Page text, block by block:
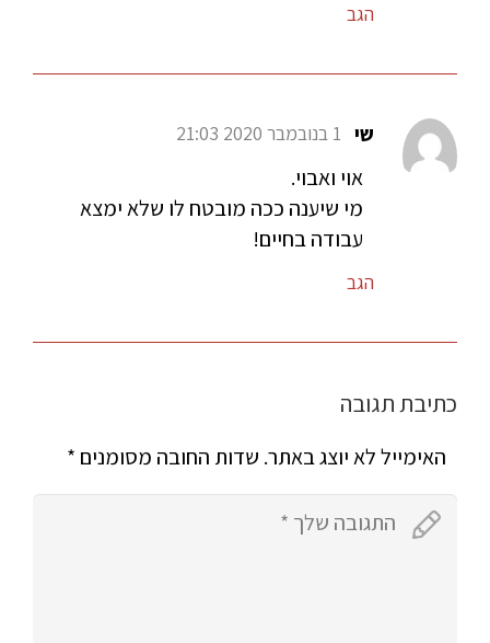
הגב
שי 1 בנובמבר 2020 21:03
אוי ואבוי.
מי שיענה ככה מובטח לו שלא ימצא
עבודה בחיים!
הגב
כתיבת תגובה
האימייל לא יוצג באתר. שדות החובה מסומנים *